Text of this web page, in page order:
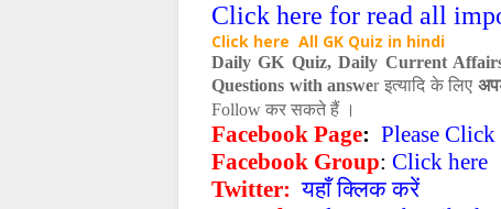
Click here for read all
Click here All GK Quiz in hindi
Daily GK Quiz, Daily Current
Questions with answer इत्‍यादि के लिए
Follow कर सकते हैं ।
Facebook Page: Please Click
Facebook Group: Click here
Twitter: यहाँ क्लिक करें